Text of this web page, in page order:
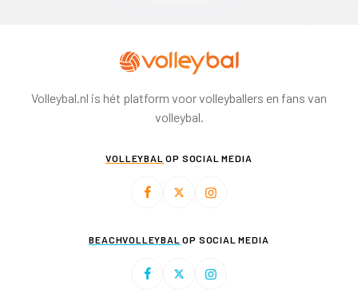
Volleybal.nl is hét platform voor volleyballers en fans van
volleybal.
VOLLEYBAL OP SOCIAL MEDIA
BEACHVOLLEYBAL OP SOCIAL MEDIA